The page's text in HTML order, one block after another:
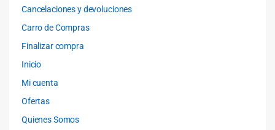
Cancelaciones y devoluciones
Carro de Compras
Finalizar compra
Inicio
Mi cuenta
Ofertas
Quienes Somos